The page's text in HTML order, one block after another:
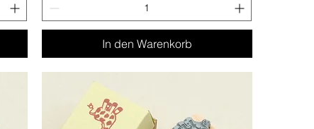
In den Warenkorb